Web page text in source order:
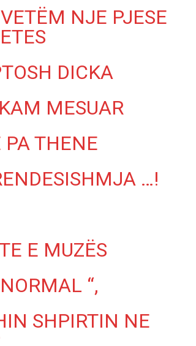
NJE PJESE
DICKA
MESUAR
PA THENE
…!
E MUZËS
“,
SHPIRTIN NE